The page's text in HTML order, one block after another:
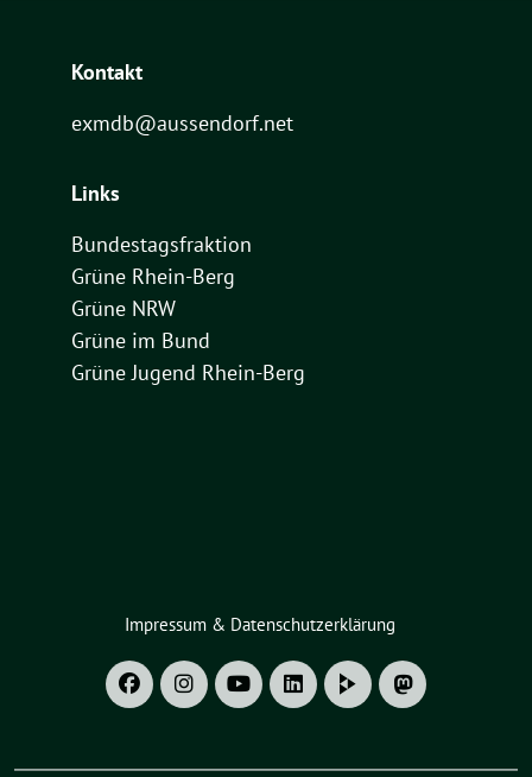
Kontakt
exmdb@aussendorf.net
Links
Bundestagsfraktion
Grüne Rhein-Berg
Grüne NRW
Grüne im Bund
Grüne Jugend Rhein-Berg
Impressum & Datenschutzerklärung